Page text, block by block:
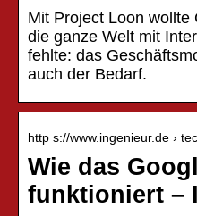
Mit Project Loon wollte
die ganze Welt mit
fehlte: das
auch der Bedarf.
http s://www.ingenieur.de ›
Wie das
funktioniert –